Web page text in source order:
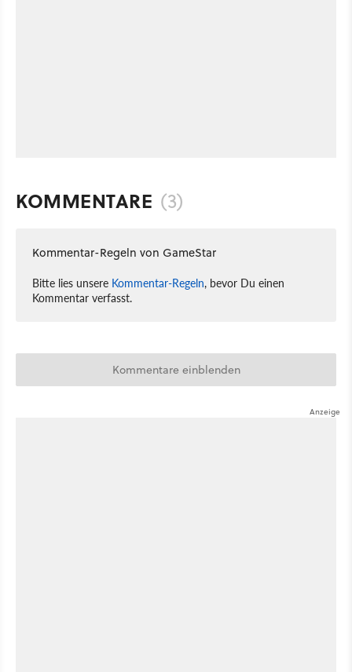
KOMMENTARE (3)
Kommentar-Regeln von GameStar
Bitte lies unsere Kommentar-Regeln, bevor Du einen
Kommentar verfasst.
Kommentare einblenden